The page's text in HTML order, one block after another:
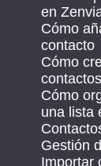
en
Cómo
contacto
Cómo
Cómo
una lista
Gestión
Importar